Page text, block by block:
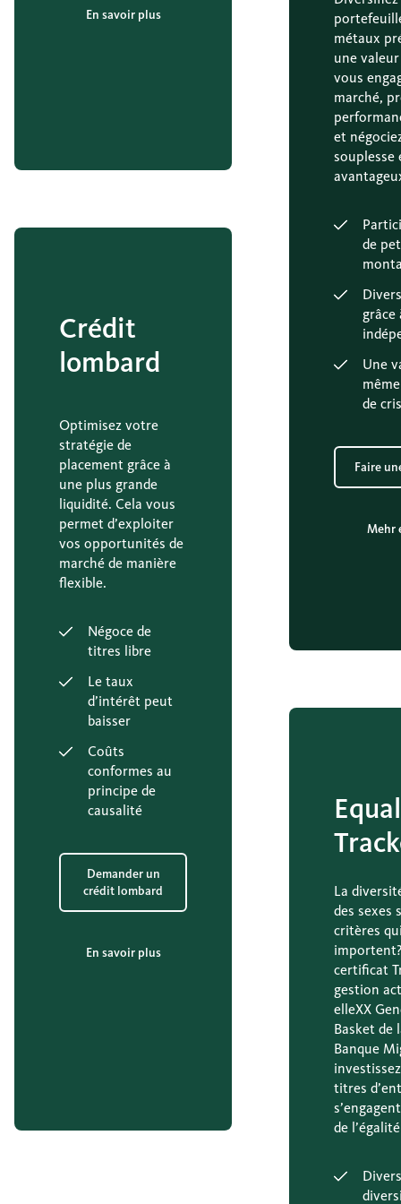
En savoir plus
métaux
une
vous
marché,
et
souplesse
de
grâce
Une
de
Faire
Mehr
Crédit
lombard
Optimisez votre
stratégie de
placement grâce à
une plus grande
liquidité. Cela vous
permet d’exploiter
vos opportunités de
marché de manière
flexible.
Négoce de
titres libre
Le taux
d’intérêt peut
baisser
Coûts
conformes au
principe de
causalité
Demander un
crédit lombard
En savoir plus
La
des sexes
critères
certificat
gestion
elleXX
Basket de
Banque
titres
de